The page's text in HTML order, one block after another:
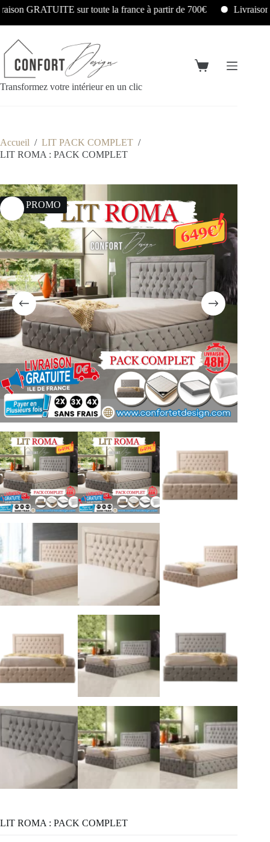
sur toute la france à partir de 700€ Livraison et
Transformez votre intérieur en un clic
Accueil / LIT PACK COMPLET /
LIT ROMA : PACK COMPLET
13% PROMO
LIT ROMA : PACK COMPLET